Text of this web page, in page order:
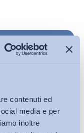
contenuti ed
media e per
inoltre